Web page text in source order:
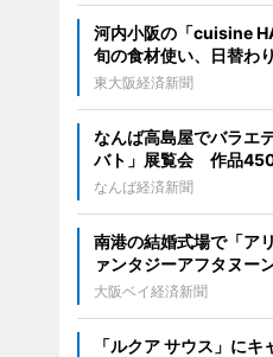
河内小阪の「cuisine
旬の食材使い、日替わ
東大阪経済新聞
なんば高島屋でバラエ
バト」展覧会 作品
なんば経済新聞
南港の結婚式場で「ア
ァンタジーアフタヌー
大阪ベイ経済新聞
「ルクア サウス」に